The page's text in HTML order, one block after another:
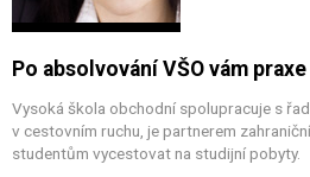
Po absolvování VŠO vám
Vysoká škola obchodní spolupracuje s
v cestovním ruchu, je partnerem
studentům vycestovat na studijní pobyty.